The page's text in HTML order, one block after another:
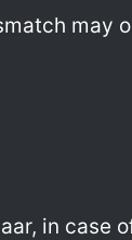
may
in case